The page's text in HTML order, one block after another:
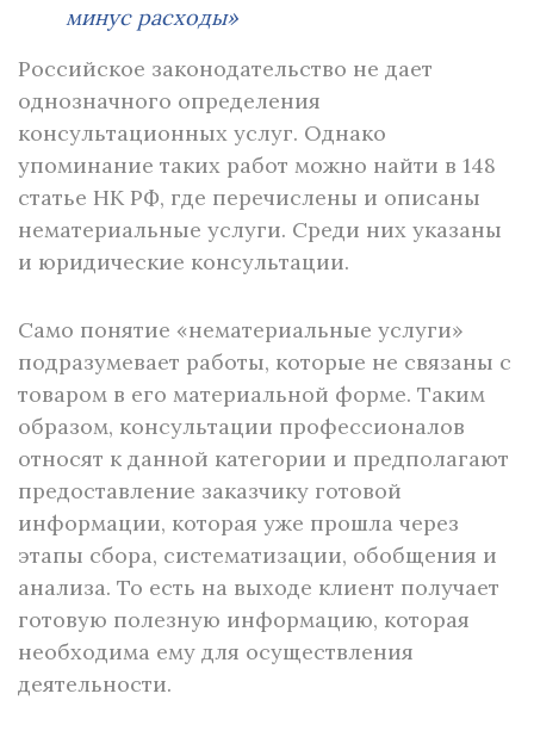
минус расходы»
Российское законодательство не дает
однозначного определения
консультационных услуг. Однако
упоминание таких работ можно найти в 148
статье НК РФ, где перечислены и описаны
нематериальные услуги. Среди них указаны
и юридические консультации.
Само понятие «нематериальные услуги»
подразумевает работы, которые не связаны с
товаром в его материальной форме. Таким
образом, консультации профессионалов
относят к данной категории и предполагают
предоставление заказчику готовой
информации, которая уже прошла через
этапы сбора, систематизации, обобщения и
анализа. То есть на выходе клиент получает
готовую полезную информацию, которая
необходима ему для осуществления
деятельности.